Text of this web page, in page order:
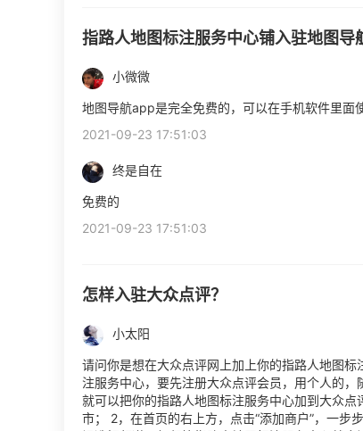
指路人地图标注服务中心铺入驻地图导
小微微
地图导航app是完全免费的，可以在手机软件里面
2021-09-23 17:51:03
终是自在
免费的
2021-09-23 17:51:03
怎样入驻大众点评？
小太阳
请问你是想在大众点评网上加上你的指路人地图
注服务中心，要先注册大众点评会员，用个人的
就可以把你的指路人地图标注服务中心加到大众
市； 2，在首页的右上方，点击“添加商户”，一